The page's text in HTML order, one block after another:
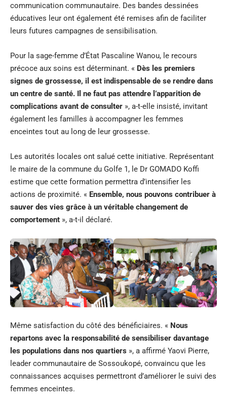
communication communautaire. Des bandes dessinées
éducatives leur ont également été remises afin de faciliter
leurs futures campagnes de sensibilisation.
Pour la sage-femme d’État Pascaline Wanou, le recours
précoce aux soins est déterminant. « Dès les premiers
signes de grossesse, il est indispensable de se rendre dans
un centre de santé. Il ne faut pas attendre l’apparition de
complications avant de consulter », a-t-elle insisté, invitant
également les familles à accompagner les femmes
enceintes tout au long de leur grossesse.
Les autorités locales ont salué cette initiative. Représentant
le maire de la commune du Golfe 1, le Dr GOMADO Koffi
estime que cette formation permettra d’intensifier les
actions de proximité. « Ensemble, nous pouvons contribuer à
sauver des vies grâce à un véritable changement de
comportement », a-t-il déclaré.
Même satisfaction du côté des bénéficiaires. « Nous
repartons avec la responsabilité de sensibiliser davantage
les populations dans nos quartiers », a affirmé Yaovi Pierre,
leader communautaire de Sossoukopé, convaincu que les
connaissances acquises permettront d’améliorer le suivi des
femmes enceintes.